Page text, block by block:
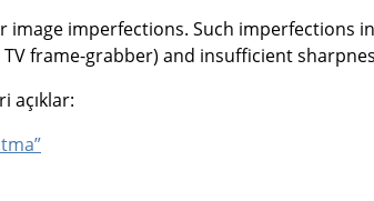
image imperfections. Such imperfections
frame-grabber) and insufficient
açıklar: